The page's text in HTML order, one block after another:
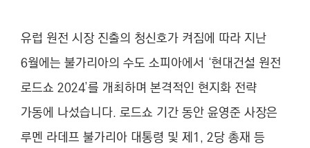
유럽 원전 시장 진출의 청신호가 켜짐에 따라 지난
6월에는 불가리아의 수도 소피아에서 ‘현대건설 원전
로드쇼 2024’를 개최하며 본격적인 현지화 전략
가동에 나섰습니다. 로드쇼 기간 동안 윤영준 사장은
루멘 라데프 불가리아 대통령 및 제1, 2당 총재 등